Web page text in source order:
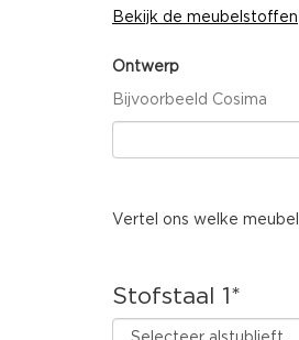
Bekijk de meubelstoffen
Ontwerp
Bijvoorbeeld Cosima
Vertel ons welke
Stofstaal 1*